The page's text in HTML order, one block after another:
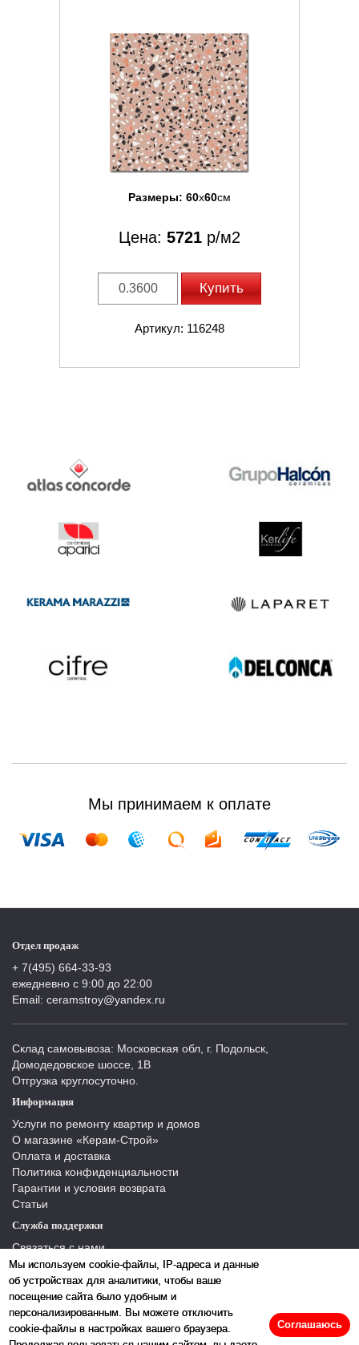
Мы используем cookie-файлы, IP-адреса и данные
об устройствах для аналитики, чтобы ваше
посещение сайта было удобным и
персонализированным. Вы можете отключить
cookie-файлы в настройках вашего браузера.
Соглашаюсь
Размеры: 60x60см
Цена: 5721 р/м2
Купить
Артикул: 116248
Мы принимаем к оплате
Отдел продаж
+ 7(495) 664-33-93
ежедневно с 9:00 до 22:00
Email: ceramstroy@yandex.ru
Склад самовывоза: Московская обл, г. Подольск,
Домодедовское шоссе, 1В
Отгрузка круглосуточно.
Информация
Услуги по ремонту квартир и домов
О магазине «Керам-Строй»
Оплата и доставка
Политика конфиденциальности
Гарантии и условия возврата
Статьи
Служба поддержки
Связаться с нами
Отзывы
Производители
Карта сайта